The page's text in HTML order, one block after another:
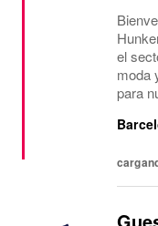
el
moda
para